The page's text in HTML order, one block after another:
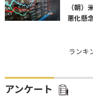
（朝
悪化懸
ランキ
アンケート